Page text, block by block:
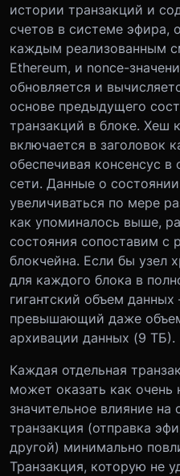
истории транзакций и
счетов в системе эфира,
каждым реализованным
Ethereum, и nonce-
обновляется и
основе предыдущего
транзакций в блоке. Хеш
включается в заголовок
обеспечивая консенсус
сети. Данные о
увеличиваться по мере
как упоминалось выше,
состояния сопоставим с
блокчейна. Если бы узел
для каждого блока в
гигантский объем
превышающий даже
архивации данных (9 ТБ).
Каждая отдельная
может оказать как очень
значительное влияние на
транзакция (отправка
другой) минимально
Транзакция, которую не